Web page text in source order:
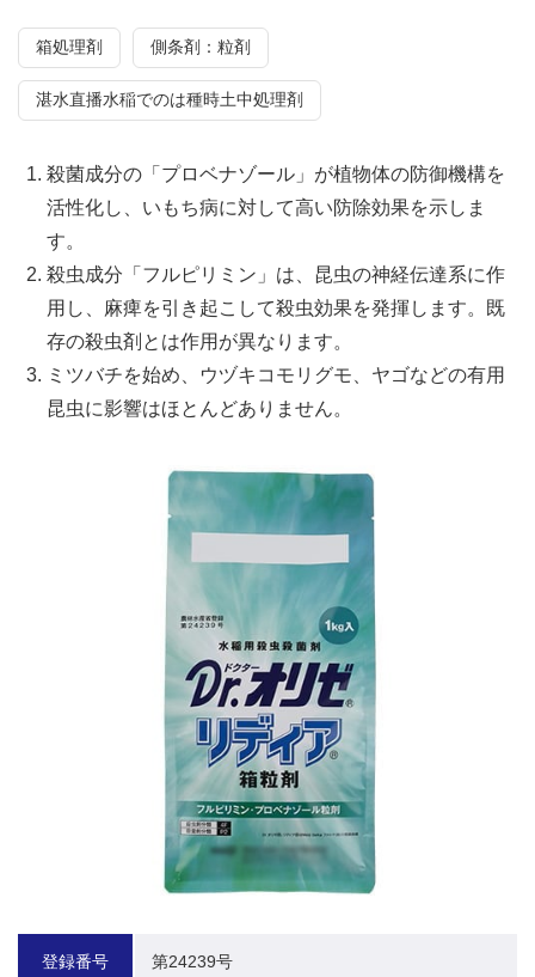
箱処理剤 側条剤：粒剤
湛水直播水稲でのは種時土中処理剤
殺菌成分の「プロベナゾール」が植物体の防御機構を
活性化し、いもち病に対して高い防除効果を示しま
す。
殺虫成分「フルピリミン」は、昆虫の神経伝達系に作
用し、麻痺を引き起こして殺虫効果を発揮します。既
存の殺虫剤とは作用が異なります。
ミツバチを始め、ウヅキコモリグモ、ヤゴなどの有用
昆虫に影響はほとんどありません。
登録番号 第24239号